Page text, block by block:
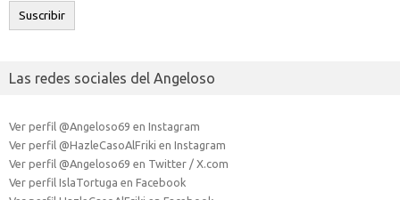
Suscribir
Las redes sociales del Angeloso
Ver perfil @Angeloso69 en Instagram
Ver perfil @HazleCasoAlFriki en Instagram
Ver perfil @Angeloso69 en Twitter / X.com
Ver perfil IslaTortuga en Facebook